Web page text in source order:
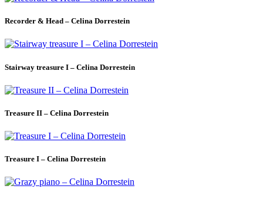
Recorder & Head – Celina Dorrestein
Stairway treasure I – Celina Dorrestein
Treasure II – Celina Dorrestein
Treasure I – Celina Dorrestein